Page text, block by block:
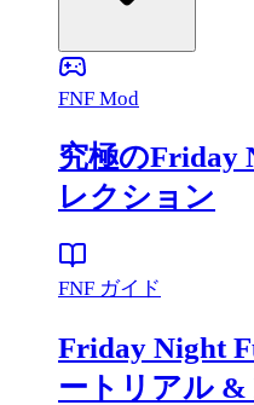
FNF Mod
究極のFriday
レクション
FNF ガイド
Friday Night
ートリアル &